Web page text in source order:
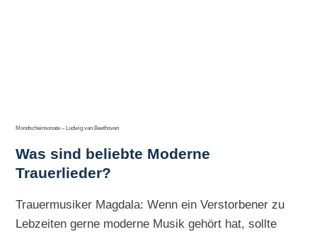
Mondscheinsonate – Ludwig van Beethoven
Was sind beliebte Moderne
Trauerlieder?
Trauermusiker Magdala: Wenn ein Verstorbener zu
Lebzeiten gerne moderne Musik gehört hat, sollte